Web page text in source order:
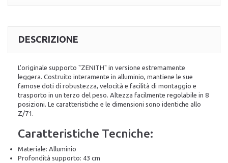
DESCRIZIONE
L'originale supporto "ZENITH" in versione estremamente
leggera. Costruito interamente in alluminio, mantiene le sue
famose doti di robustezza, velocità e facilità di montaggio e
trasporto in un terzo del peso. Altezza facilmente regolabile in 8
posizioni. Le caratteristiche e le dimensioni sono identiche allo
Z/71.
Caratteristiche Tecniche:
Materiale: Alluminio
Profondità supporto: 43 cm